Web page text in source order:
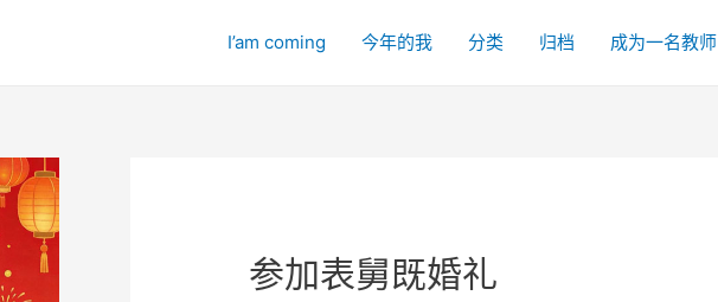
I’am coming 今年的我 分类 归档 成为一名教师
参加表舅既婚礼